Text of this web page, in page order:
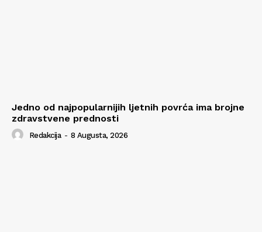
Jedno od najpopularnijih ljetnih povrća ima brojne
zdravstvene prednosti
Redakcija - 8 Augusta, 2026